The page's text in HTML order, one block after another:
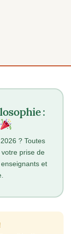
:
? Toutes
prise de
et